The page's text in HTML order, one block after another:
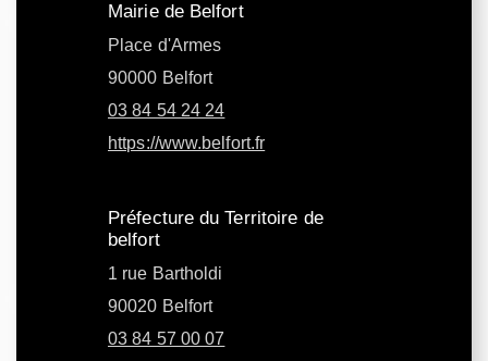
Mairie de Belfort
Place d'Armes
90000 Belfort
03 84 54 24 24
https://www.belfort.fr
Préfecture du Territoire de
belfort
1 rue Bartholdi
90020 Belfort
03 84 57 00 07